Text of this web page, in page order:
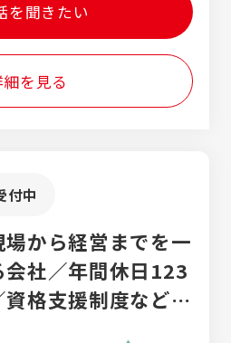
を聞きたい
を見る
付中
から経営までを一
社／年間休日123
格支援制度など充